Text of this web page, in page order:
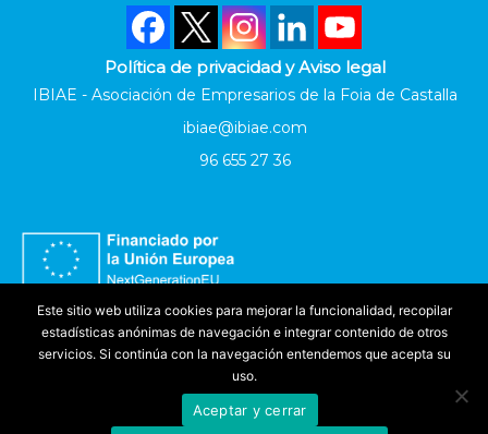
Política de privacidad y Aviso legal
IBIAE - Asociación de Empresarios de la Foia de Castalla
ibiae@ibiae.com
96 655 27 36
Accesibilidad
Este sitio web utiliza cookies para mejorar la funcionalidad, recopilar
estadísticas anónimas de navegación e integrar contenido de otros
servicios. Si continúa con la navegación entendemos que acepta su
uso.
Aceptar y cerrar